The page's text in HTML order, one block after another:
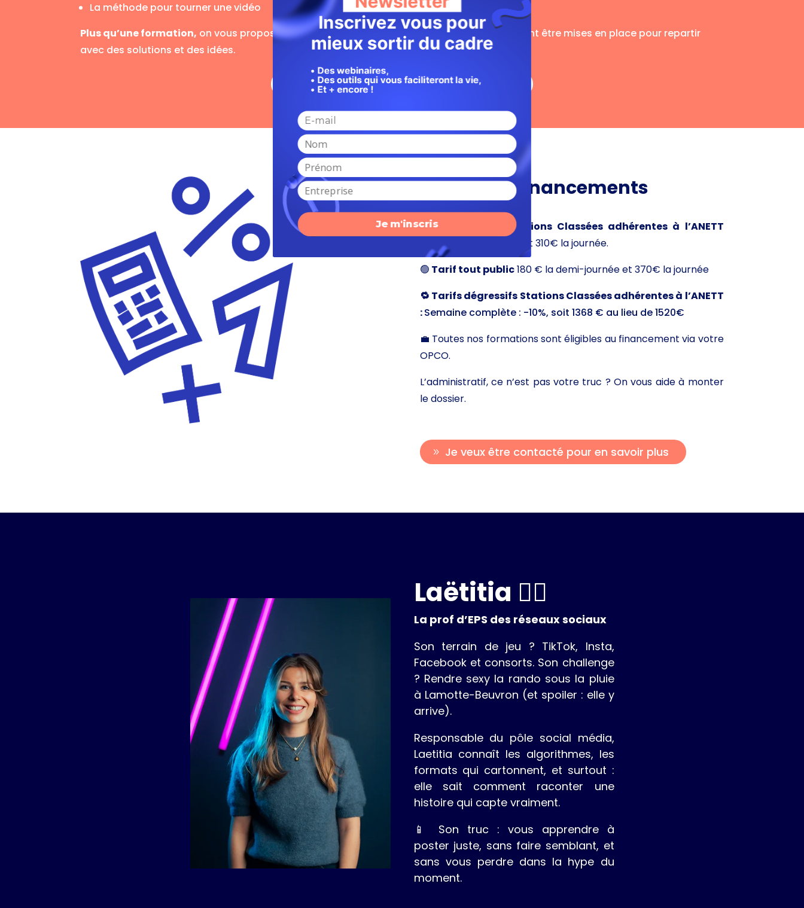
La méthode pour tourner une vidéo
Plus qu’une formation, on vous propose de réfléchir en même temps aux actions qui peuvent être mises en place pour repartir
avec des solutions et des idées.
Je réserve ma place au premier rang ! 🤓
💸 Tarifs & financements
✨Tarif spécial Stations Classées adhérentes à l’ANETT
150€ la demi-journée et 310€ la journée.
🟢 Tarif tout public180 € la demi-journée et 370€ la journée
🔁 Tarifs dégressifs Stations Classées adhérentes à l’ANETT
:Semaine complète : -10%, soit 1368 € au lieu de 1520€
💼 Toutes nos formations sont éligibles au financement via votre
OPCO.
L’administratif, ce n’est pas votre truc ? On vous aide à monter
le dossier.
Je veux être contacté pour en savoir plus
Laëtitia 🚴‍♀️
La prof d’EPS des réseaux sociaux
Son terrain de jeu ? TikTok, Insta,
Facebook et consorts. Son challenge
? Rendre sexy la rando sous la pluie
à Lamotte-Beuvron (et spoiler : elle y
arrive).
Responsable du pôle social média,
Laetitia connaît les algorithmes, les
formats qui cartonnent, et surtout :
elle sait comment raconter une
histoire qui capte vraiment.
📱 Son truc : vous apprendre à
poster juste, sans faire semblant, et
sans vous perdre dans la hype du
moment.
Je m'inscris